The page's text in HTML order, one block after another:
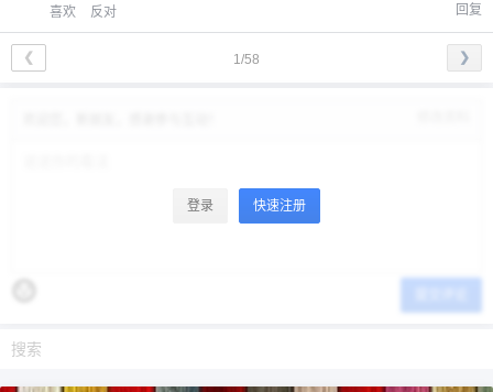
喜欢 反对 回复
1/58
❮ ❯
登录 快速注册